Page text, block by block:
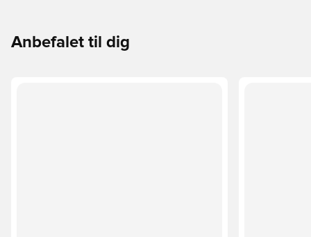
Anbefalet til dig